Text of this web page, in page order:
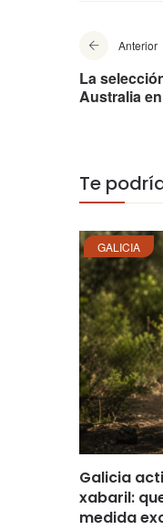
Anterior
La
Australia
Te
GALICIA
Galicia
xabaril:
medida